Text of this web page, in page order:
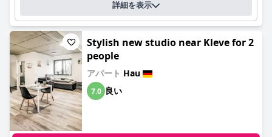
詳細を表示
Stylish new studio near Kleve for 2
people
アパート Hau
7.0 良い